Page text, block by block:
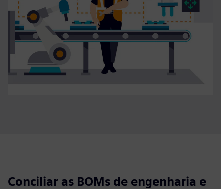
Conciliar as BOMs de engenharia e